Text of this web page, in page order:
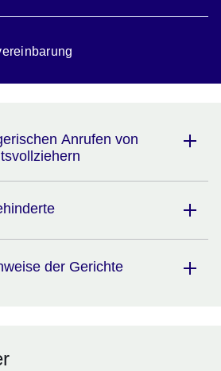
Fenster
Anrufen von
der Gerichte